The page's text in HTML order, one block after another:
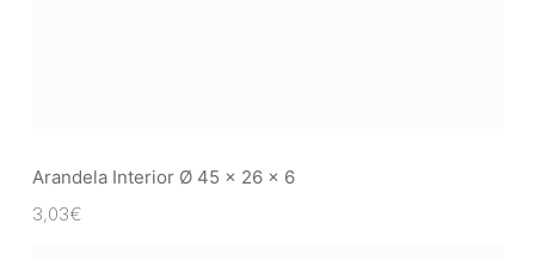
Arandela Interior Ø 45 x 26 x 6
3,03€